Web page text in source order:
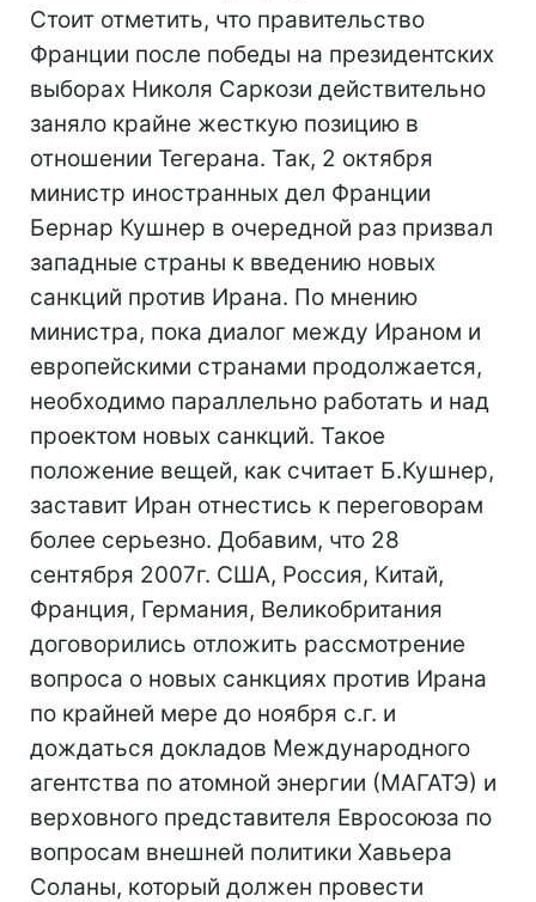
Стоит отметить, что правительство
Франции после победы на президентских
выборах Николя Саркози действительно
заняло крайне жесткую позицию в
отношении Тегерана. Так, 2 октября
министр иностранных дел Франции
Бернар Кушнер в очередной раз призвал
западные страны к введению новых
санкций против Ирана. По мнению
министра, пока диалог между Ираном и
европейскими странами продолжается,
необходимо параллельно работать и над
проектом новых санкций. Такое
положение вещей, как считает Б.Кушнер,
заставит Иран отнестись к переговорам
более серьезно. Добавим, что 28
сентября 2007г. США, Россия, Китай,
Франция, Германия, Великобритания
договорились отложить рассмотрение
вопроса о новых санкциях против Ирана
по крайней мере до ноября с.г. и
дождаться докладов Международного
агентства по атомной энергии (МАГАТЭ) и
верховного представителя Евросоюза по
вопросам внешней политики Хавьера
Соланы, который должен провести